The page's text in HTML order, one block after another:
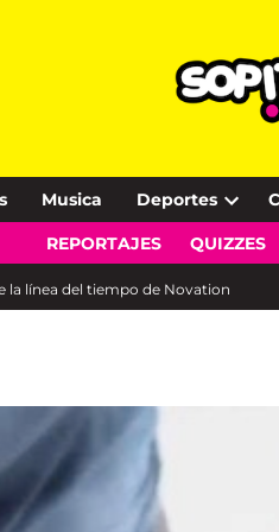
Musica Deportes
Open
REPORTAJES QUIZZES
la línea del tiempo de Novation